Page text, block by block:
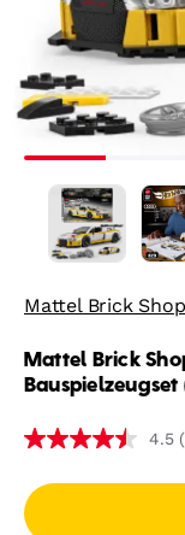
Mattel Brick
Mattel Brick
4.5